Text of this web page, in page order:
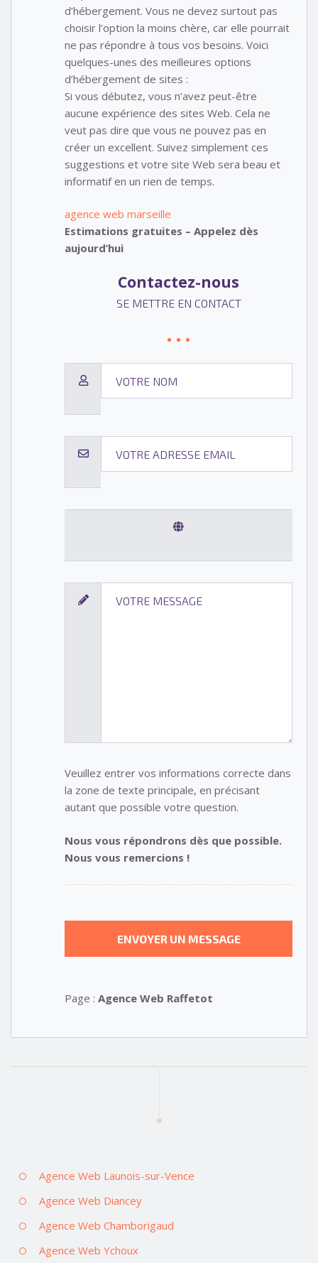
d’hébergement. Vous ne devez surtout pas
choisir l’option la moins chère, car elle pourrait
ne pas répondre à tous vos besoins. Voici
quelques-unes des meilleures options
d’hébergement de sites :
Si vous débutez, vous n’avez peut-être
aucune expérience des sites Web. Cela ne
veut pas dire que vous ne pouvez pas en
créer un excellent. Suivez simplement ces
suggestions et votre site Web sera beau et
informatif en un rien de temps.
agence web marseille
Estimations gratuites – Appelez dès
aujourd’hui
Contactez-nous
SE METTRE EN CONTACT
Veuillez entrer vos informations correcte dans
la zone de texte principale, en précisant
autant que possible votre question.
Nous vous répondrons dès que possible.
Nous vous remercions !
Page : Agence Web Raffetot
Agence Web Launois-sur-Vence
Agence Web Diancey
Agence Web Chamborigaud
Agence Web Ychoux